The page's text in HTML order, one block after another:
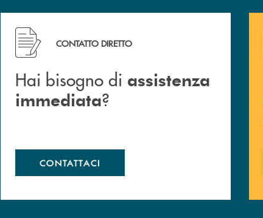
Hai bisogno di assistenza immediata ?
CONTATTO DIRETTO
Hai bisogno di assistenza
immediata?
CONTATTACI